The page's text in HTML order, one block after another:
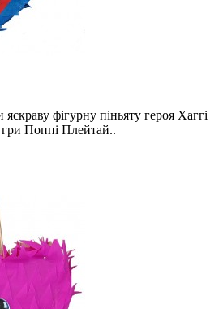
фігурну піньяту героя Хаггі
гри Поппі Плейтай..